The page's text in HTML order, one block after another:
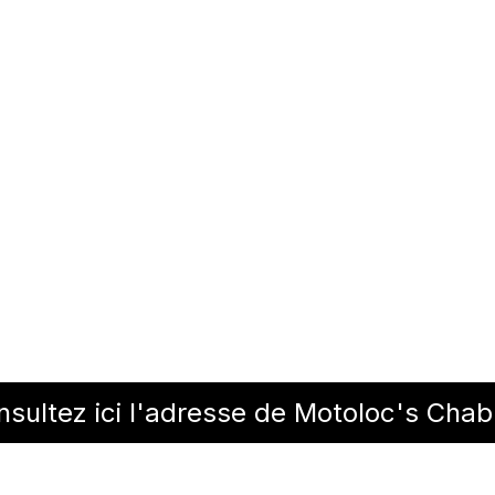
ici l'adresse de Motoloc's